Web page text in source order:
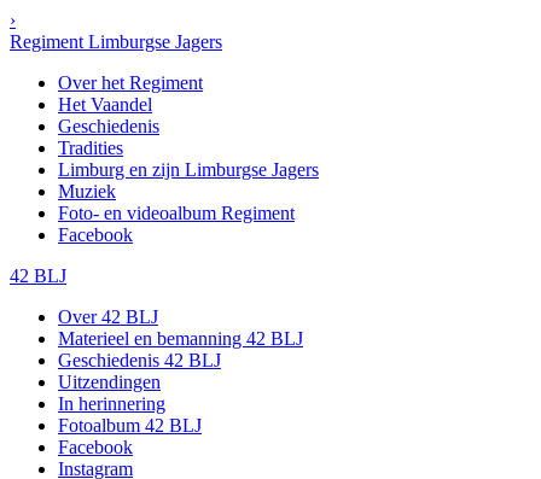
›
Regiment Limburgse Jagers
Over het Regiment
Het Vaandel
Geschiedenis
Tradities
Limburg en zijn Limburgse Jagers
Muziek
Foto- en videoalbum Regiment
Facebook
42 BLJ
Over 42 BLJ
Materieel en bemanning 42 BLJ
Geschiedenis 42 BLJ
Uitzendingen
In herinnering
Fotoalbum 42 BLJ
Facebook
Instagram